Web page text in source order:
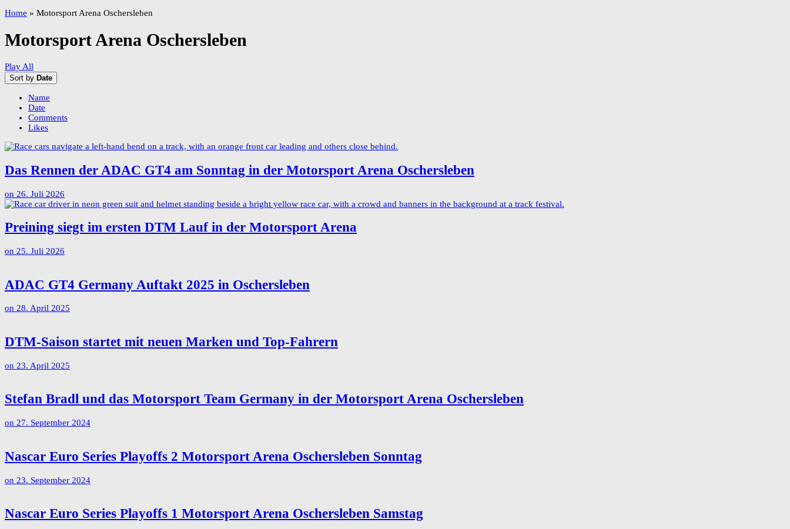
Home » Motorsport Arena Oschersleben
Motorsport Arena Oschersleben
Play All
Sort by Date
Name
Date
Comments
Likes
Das Rennen der ADAC GT4 am Sonntag in der Motorsport Arena Oschersleben
on 26. Juli 2026
Preining siegt im ersten DTM Lauf in der Motorsport Arena
on 25. Juli 2026
ADAC GT4 Germany Auftakt 2025 in Oschersleben
on 28. April 2025
DTM-Saison startet mit neuen Marken und Top-Fahrern
on 23. April 2025
Stefan Bradl und das Motorsport Team Germany in der Motorsport Arena Oschersleben
on 27. September 2024
Nascar Euro Series Playoffs 2 Motorsport Arena Oschersleben Sonntag
on 23. September 2024
Nascar Euro Series Playoffs 1 Motorsport Arena Oschersleben Samstag